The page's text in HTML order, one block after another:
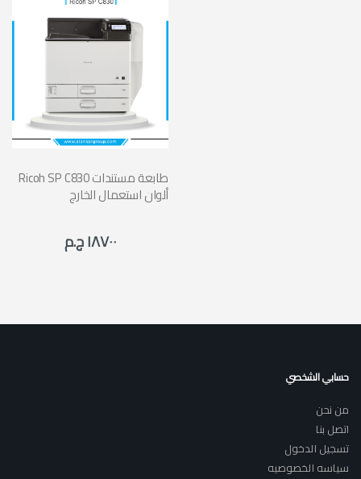
Ricoh SP C830 طابعة مستندات
ألوان استعمال الخارج
١٨٧٠٠ ج.م
حسابي الشخصي
من نحن
اتصل بنا
تسجيل الدخول
سياسه الخصوصيه